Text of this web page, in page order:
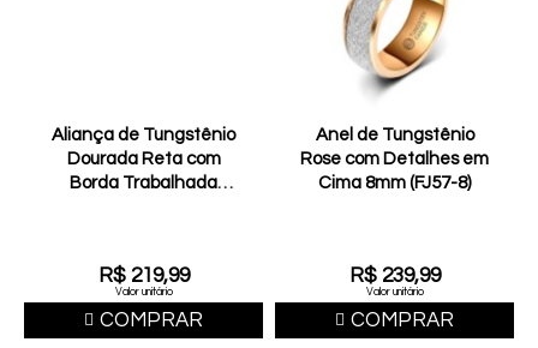
Aliança de Tungstênio
Dourada Reta com
Borda Trabalhada
R$ 219,99
Valor unitário
COMPRAR
Anel de Tungstênio
Rose com Detalhes em
Cima 8mm (FJ57-8)
R$ 239,99
Valor unitário
COMPRAR